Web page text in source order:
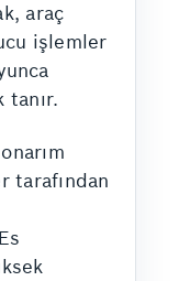
araç
işlemler
tanır.
tarafından